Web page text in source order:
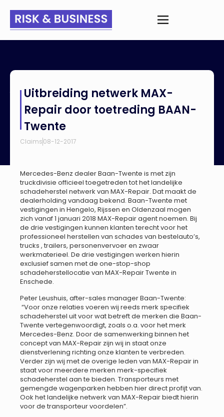
toetreding BAAN-Twente
Uitbreiding netwerk MAX-
Repair door toetreding BAAN-
Twente
Claims08-12-2017
Mercedes-Benz dealer Baan-Twente is met zijn
truckdivisie officieel toegetreden tot het landelijke
schadeherstel netwerk van MAX-Repair. Dat maakt de
dealerholding vandaag bekend. Baan-Twente met
vestigingen in Hengelo, Rijssen en Oldenzaal mogen
zich vanaf 1 januari 2018 MAX-Repair agent noemen. Bij
de drie vestigingen kunnen klanten terecht voor het
professioneel herstellen van schades van bestelauto’s,
trucks , trailers, personenvervoer en zwaar
werkmaterieel. De drie vestigingen werken hierin
exclusief samen met de one-stop-shop
schadeherstellocatie van MAX-Repair Twente in
Enschede.
Peter Leushuis, after-sales manager Baan-Twente:
“Voor onze relaties voeren wij reeds merk specifiek
schadeherstel uit voor wat betreft de merken die Baan-
Twente vertegenwoordigt, zoals o.a. voor het merk
Mercedes-Benz. Door de samenwerking binnen het
concept van MAX-Repair zijn wij in staat onze
dienstverlening richting onze klanten te verbreden.
Verder zijn wij met de overige leden van MAX-Repair in
staat voor meerdere merken merk-specifiek
schadeherstel aan te bieden. Transporteurs met
gemengde wagenparken hebben hier direct profijt van.
Ook het landelijke netwerk van MAX-Repair biedt hierin
voor de transporteur voordelen”.